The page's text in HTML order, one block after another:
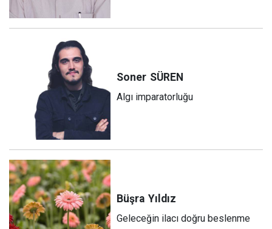
Soner SÜREN
Algı imparatorluğu
Büşra Yıldız
Geleceğin ilacı doğru beslenme